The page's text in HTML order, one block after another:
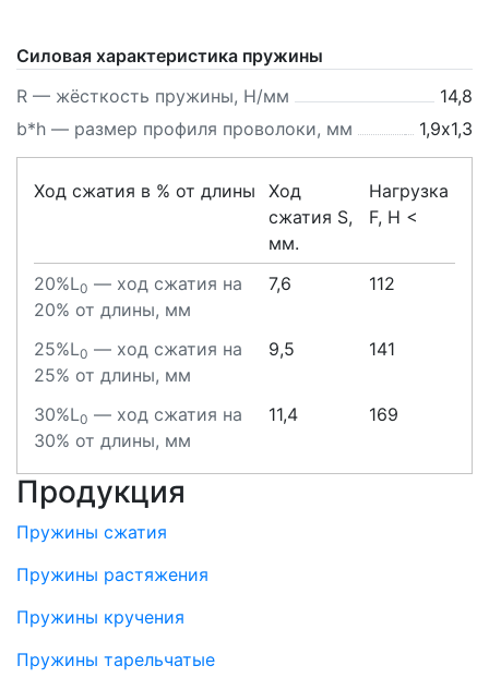
Силовая характеристика пружины
R — жёсткость пружины, Н/мм
14,8
b*h — размер профиля проволоки, мм
1,9х1,3
Ход сжатия в % от длины
Ход
сжатия S,
мм.
Нагрузка
F, H <
20%L0 — ход сжатия на
20% от длины, мм
7,6 112
25%L0 — ход сжатия на
25% от длины, мм
9,5 141
30%L0 — ход сжатия на
30% от длины, мм
11,4 169
Продукция
Пружины сжатия
Пружины растяжения
Пружины кручения
Пружины тарельчатые